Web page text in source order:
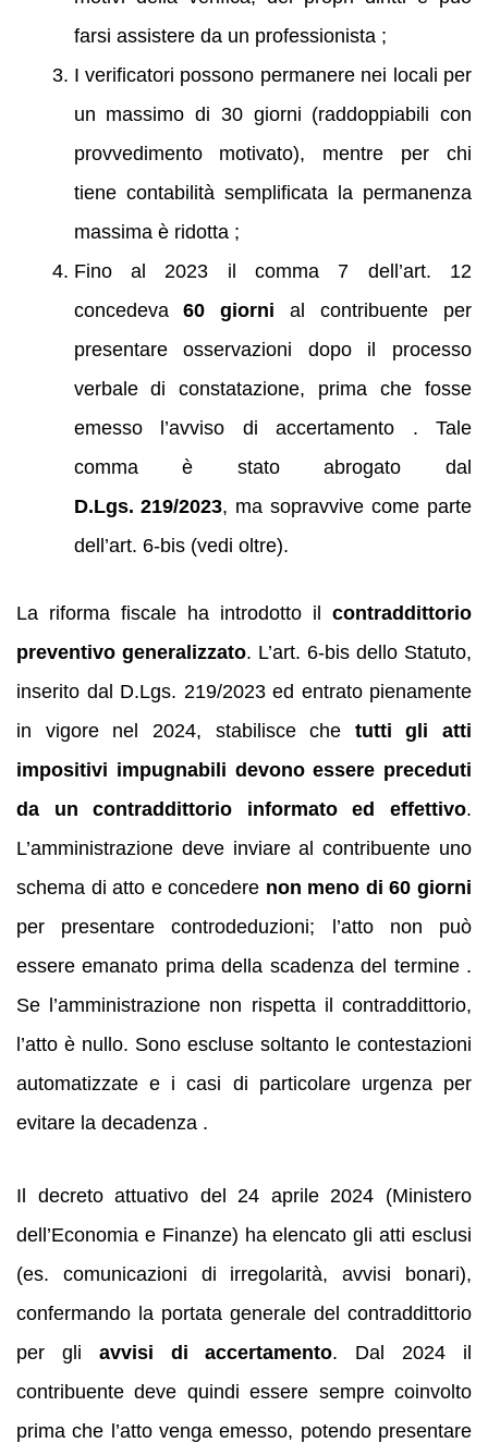
farsi assistere da un professionista ;
I verificatori possono permanere nei locali per
un massimo di 30 giorni (raddoppiabili con
provvedimento motivato), mentre per chi
tiene contabilità semplificata la permanenza
massima è ridotta ;
Fino al 2023 il comma 7 dell’art. 12
concedeva60 giorni al contribuente per
presentare osservazioni dopo il processo
verbale di constatazione, prima che fosse
emesso l’avviso di accertamento . Tale
comma è stato abrogato dal
D.Lgs. 219/2023, ma sopravvive come parte
dell’art. 6‑bis (vedi oltre).
La riforma fiscale ha introdotto il contraddittorio
preventivo generalizzato. L’art. 6‑bis dello Statuto,
inserito dal D.Lgs. 219/2023 ed entrato pienamente
in vigore nel 2024, stabilisce che tutti gli atti
impositivi impugnabili devono essere preceduti
da un contraddittorio informato ed effettivo.
L’amministrazione deve inviare al contribuente uno
schema di atto e concedere non meno di 60 giorni
per presentare controdeduzioni; l’atto non può
essere emanato prima della scadenza del termine .
Se l’amministrazione non rispetta il contraddittorio,
l’atto è nullo. Sono escluse soltanto le contestazioni
automatizzate e i casi di particolare urgenza per
evitare la decadenza .
Il decreto attuativo del 24 aprile 2024 (Ministero
dell’Economia e Finanze) ha elencato gli atti esclusi
(es. comunicazioni di irregolarità, avvisi bonari),
confermando la portata generale del contraddittorio
per gli avvisi di accertamento. Dal 2024 il
contribuente deve quindi essere sempre coinvolto
prima che l’atto venga emesso, potendo presentare